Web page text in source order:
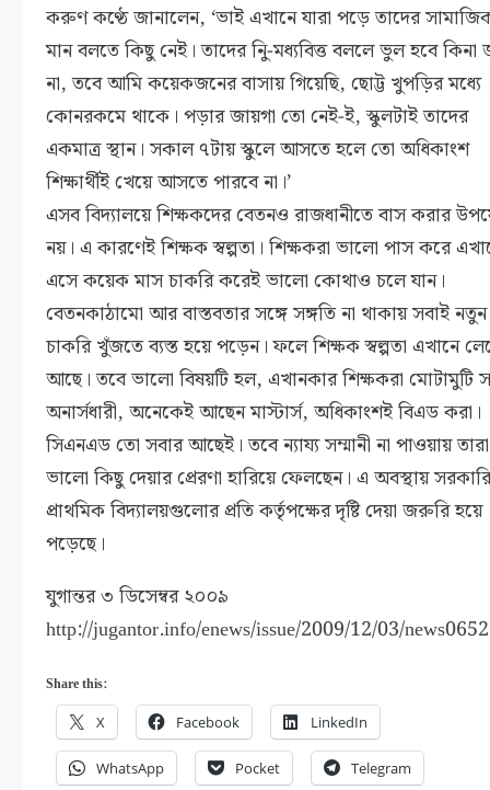
করুণ কণ্ঠে জানালেন, ‘ভাই এখানে যারা পড়ে তাদের
মান বলতে কিছু নেই। তাদের নিু-মধ্যবিত্ত বললে ভুল হবে কিনা
না, তবে আমি কয়েকজনের বাসায় গিয়েছি, ছোট্ট খুপড়ির মধ্যে
কোনরকমে থাকে। পড়ার জায়গা তো নেই-ই, স্কুলটাই তাদের
একমাত্র স্থান। সকাল ৭টায় স্কুলে আসতে হলে তো অধিকাংশ
শিক্ষার্থীই খেয়ে আসতে পারবে না।’
এসব বিদ্যালয়ে শিক্ষকদের বেতনও রাজধানীতে বাস করার
নয়। এ কারণেই শিক্ষক স্বল্পতা। শিক্ষকরা ভালো পাস করে
এসে কয়েক মাস চাকরি করেই ভালো কোথাও চলে যান।
বেতনকাঠামো আর বাস্তবতার সঙ্গে সঙ্গতি না থাকায় সবাই নতুন
চাকরি খুঁজতে ব্যস্ত হয়ে পড়েন। ফলে শিক্ষক স্বল্পতা এখানে
আছে। তবে ভালো বিষয়টি হল, এখানকার শিক্ষকরা মোটামুটি
অনার্সধারী, অনেকেই আছেন মাস্টার্স, অধিকাংশই বিএড করা।
সিএনএড তো সবার আছেই। তবে ন্যায্য সম্মানী না পাওয়ায় তারা
ভালো কিছু দেয়ার প্রেরণা হারিয়ে ফেলছেন। এ অবস্থায় সরকারি
প্রাথমিক বিদ্যালয়গুলোর প্রতি কর্তৃপক্ষের দৃষ্টি দেয়া জরুরি হয়ে
পড়েছে।
যুগান্তর ৩ ডিসেম্বর ২০০৯
http://jugantor.info/enews/issue/2009/12/03/
Share this:
X Facebook LinkedIn
WhatsApp Pocket Telegram